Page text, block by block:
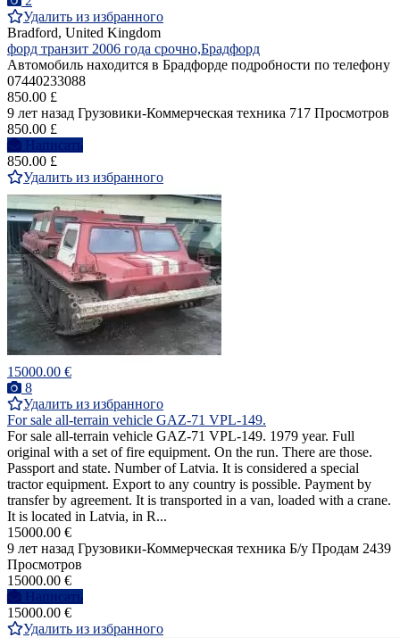
Удалить из избранного
Bradford, United Kingdom
форд транзит 2006 года срочно,Брадфорд
Автомобиль находится в Брадфорде подробности по телефону
07440233088
850.00 £
9 лет назад Грузовики-Коммерческая техника 717 Просмотров
850.00 £
Написать
850.00 £
Удалить из избранного
15000.00 €
8
Удалить из избранного
For sale all-terrain vehicle GAZ-71 VPL-149.
For sale all-terrain vehicle GAZ-71 VPL-149. 1979 year. Full
original with a set of fire equipment. On the run. There are those.
Passport and state. Number of Latvia. It is considered a special
tractor equipment. Export to any country is possible. Payment by
transfer by agreement. It is transported in a van, loaded with a crane.
It is located in Latvia, in R...
15000.00 €
9 лет назад Грузовики-Коммерческая техника Б/у Продам 2439
Просмотров
15000.00 €
Написать
15000.00 €
Удалить из избранного